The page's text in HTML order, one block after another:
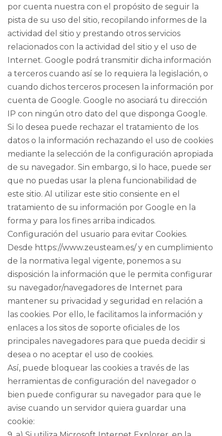
por cuenta nuestra con el propósito de seguir la
pista de su uso del sitio, recopilando informes de la
actividad del sitio y prestando otros servicios
relacionados con la actividad del sitio y el uso de
Internet. Google podrá transmitir dicha información
a terceros cuando así se lo requiera la legislación, o
cuando dichos terceros procesen la información por
cuenta de Google. Google no asociará tu dirección
IP con ningún otro dato del que disponga Google.
Si lo desea puede rechazar el tratamiento de los
datos o la información rechazando el uso de cookies
mediante la selección de la configuración apropiada
de su navegador. Sin embargo, si lo hace, puede ser
que no puedas usar la plena funcionabilidad de
este sitio. Al utilizar este sitio consiente en el
tratamiento de su información por Google en la
forma y para los fines arriba indicados.
Configuración del usuario para evitar Cookies.
Desde https://www.zeusteam.es/ y en cumplimiento
de la normativa legal vigente, ponemos a su
disposición la información que le permita configurar
su navegador/navegadores de Internet para
mantener su privacidad y seguridad en relación a
las cookies. Por ello, le facilitamos la información y
enlaces a los sitos de soporte oficiales de los
principales navegadores para que pueda decidir si
desea o no aceptar el uso de cookies.
Así, puede bloquear las cookies a través de las
herramientas de configuración del navegador o
bien puede configurar su navegador para que le
avise cuando un servidor quiera guardar una
cookie: